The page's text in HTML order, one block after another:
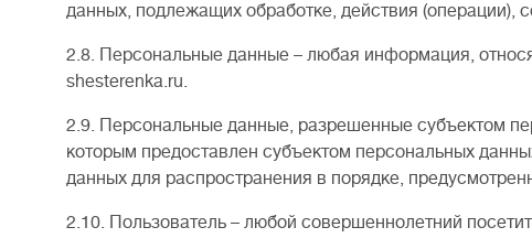
данных, подлежащих обработке, действия
2.8. Персональные данные – любая информация,
shesterenka.ru.
2.9. Персональные данные, разрешенные субъектом
которым предоставлен субъектом персональных
данных для распространения в порядке,
2.10. Пользователь – любой совершеннолетний